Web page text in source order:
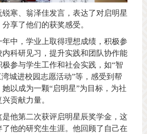
寒、翁泽佳发言，表达了对启明星
享了他们的获奖感受。
年中，学业上取得理想成绩，积极参
科研见习，提升实践和团队协作能
参与学生工作和社会实践，如“智
城进校园志愿活动”等，感受到帮
以成为一颗“启明星”为目标，为社
贡献力量。
他第二次获评启明星辰奖学金，这
他的研究生生涯。他回顾了自己在